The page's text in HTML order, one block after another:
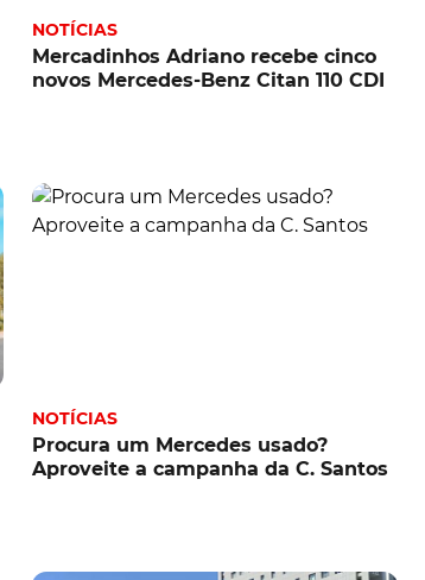
NOTÍCIAS
Mercadinhos Adriano recebe cinco
novos Mercedes-Benz Citan 110 CDI
NOTÍCIAS
Procura um Mercedes usado?
Aproveite a campanha da C. Santos